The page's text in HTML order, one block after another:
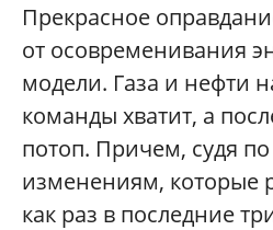
Прекрасное
от осовременивания
модели. Газа и нефти
команды хватит, а
потоп. Причем, судя
изменениям, которые
как раз в последние